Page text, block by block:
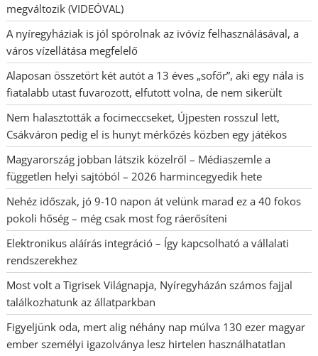
megváltozik (VIDEÓVAL)
A nyíregyháziak is jól spórolnak az ivóvíz felhasználásával, a
város vízellátása megfelelő
Alaposan összetört két autót a 13 éves „sofőr”, aki egy nála is
fiatalabb utast fuvarozott, elfutott volna, de nem sikerült
Nem halasztották a focimeccseket, Újpesten rosszul lett,
Csákváron pedig el is hunyt mérkőzés közben egy játékos
Magyarország jobban látszik közelről – Médiaszemle a
független helyi sajtóból – 2026 harmincegyedik hete
Nehéz időszak, jó 9-10 napon át velünk marad ez a 40 fokos
pokoli hőség – még csak most fog ráerősíteni
Elektronikus aláírás integráció – Így kapcsolható a vállalati
rendszerekhez
Most volt a Tigrisek Világnapja, Nyíregyházán számos fajjal
találkozhatunk az állatparkban
Figyeljünk oda, mert alig néhány nap múlva 130 ezer magyar
ember személyi igazolványa lesz hirtelen használhatatlan